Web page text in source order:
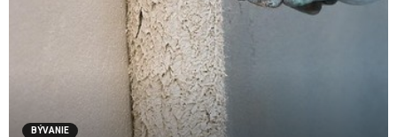
BÝVANIE